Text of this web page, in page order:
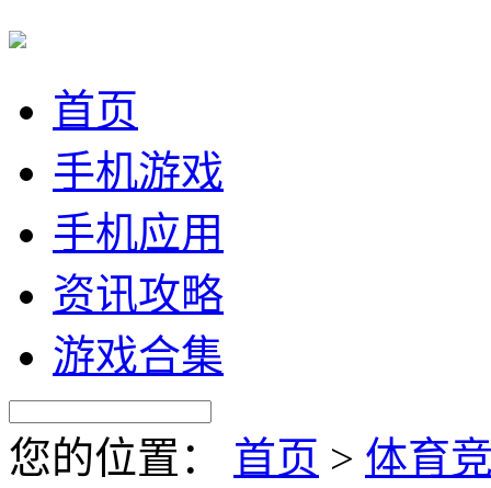
首页
手机游戏
手机应用
资讯攻略
游戏合集
您的位置： 首页 > 体育